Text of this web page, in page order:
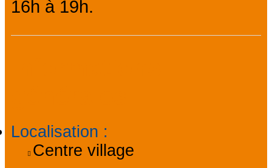
16h à 19h.
Localisation :
Centre village